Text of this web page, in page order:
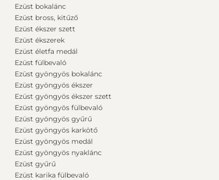
Ezüst bokalánc
Ezüst bross, kitűző
Ezüst ékszer szett
Ezüst ékszerek
Ezüst életfa medál
Ezüst fülbevaló
Ezüst gyöngyös bokalánc
Ezüst gyöngyös ékszer
Ezüst gyöngyös ékszer szett
Ezüst gyöngyös fülbevaló
Ezüst gyöngyös gyűrű
Ezüst gyöngyös karkötő
Ezüst gyöngyös medál
Ezüst gyöngyös nyaklánc
Ezüst gyűrű
Ezüst karika fülbevaló